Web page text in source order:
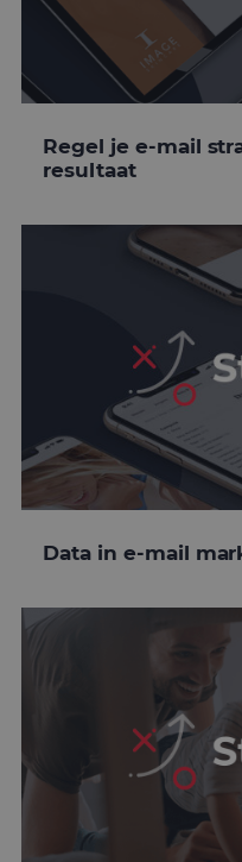
Regel je e-mail
resultaat
Data in e-mail